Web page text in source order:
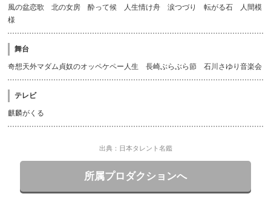
風の盆恋歌 北の女房 酔って候 人生情け舟 涙つづり 転がる石 人間模
様
舞台
奇想天外マダム貞奴のオッペケペー人生 長崎ぶらぶら節 石川さゆり音楽会
テレビ
麒麟がくる
出典：日本タレント名鑑
所属プロダクションへ